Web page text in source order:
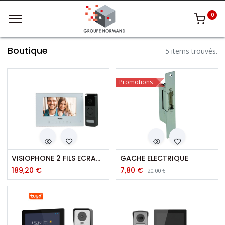
0
Boutique 5 items trouvés.
VISIOPHONE 2 FILS ECRAN 7 POUCES
189,20 €
GACHE ELECTRIQUE
7,80 € 20,00€
Promotions